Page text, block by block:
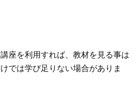
座を利用すれば、教材を見る事は
では学び足りない場合がありま